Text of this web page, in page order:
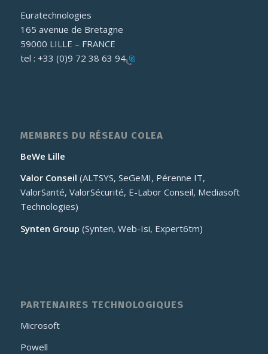
Euratechnologies
165 avenue de Bretagne
59000 LILLE – FRANCE
tel : +33 (0)9 72 38 63 94
MEMBRES DU RÉSEAU COLEA
BeWe Lille
Valor Conseil (ALTSYS, SeGeMI, Pérenne IT,
ValorSanté, ValorSécurité, E-Labor Conseil, Mediasoft
Technologies)
Synten Group (Synten, Web-Isi, Expert6tm)
PARTENAIRES TECHNOLOGIQUES
Microsoft
Powell